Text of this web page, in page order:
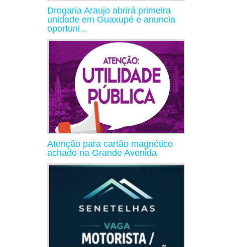
Drogaria Araujo abrirá primeira
unidade em Guaxupé e anuncia
oportuni...
Atenção para cartão magnético
achado na Grande Avenida